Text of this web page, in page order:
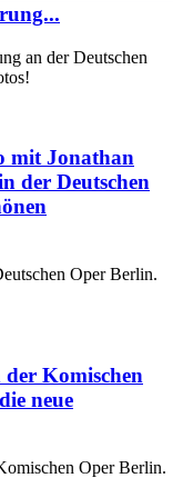
an der Deutschen
mit Jonathan
der Deutschen
Oper Berlin.
Komischen
neue
Oper Berlin.